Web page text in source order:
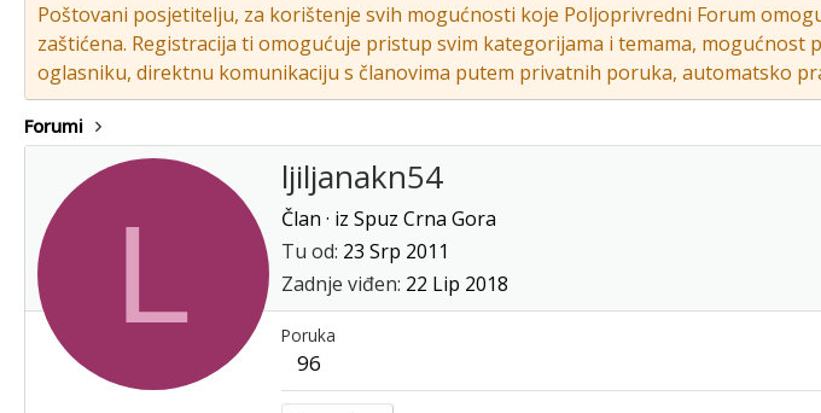
Poštovani posjetitelju, za korištenje svih mogućnosti koje Poljoprivredni Forum
zaštićena. Registracija ti omogućuje pristup svim kategorijama i temama,
oglasniku, direktnu komunikaciju s članovima putem privatnih poruka, automatsko
Forumi
L
ljiljanakn54
Član · iz Spuz Crna Gora
Tu od 23 Srp 2011
Zadnje viđen 22 Lip 2018
Poruka
96